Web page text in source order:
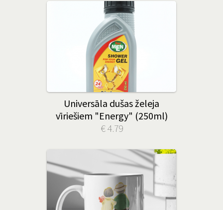
Universāla dušas želeja
vīriešiem "Energy" (250ml)
€ 4.79